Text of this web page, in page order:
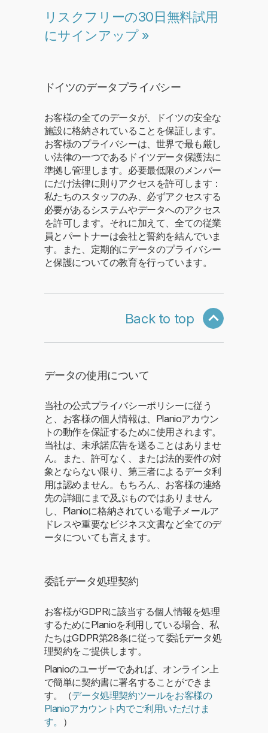
リスクフリーの30日無料試用
にサインアップ »
ドイツのデータプライバシー
お客様の全てのデータが、ドイツの安全な
施設に格納されていることを保証します。
お客様のプライバシーは、世界で最も厳し
い法律の一つであるドイツデータ保護法に
準拠し管理します。必要最低限のメンバー
にだけ法律に則りアクセスを許可します：
私たちのスタッフのみ、必ずアクセスする
必要があるシステムやデータへのアクセス
を許可します。それに加えて、全ての従業
員とパートナーは会社と誓約を結んでいま
す。また、定期的にデータのプライバシー
と保護についての教育を行っています。
Back to top
データの使用について
当社の公式プライバシーポリシーに従う
と、お客様の個人情報は、Planioアカウン
トの動作を保証するために使用されます。
当社は、未承諾広告を送ることはありませ
ん。また、許可なく、または法的要件の対
象とならない限り、第三者によるデータ利
用は認めません。もちろん、お客様の連絡
先の詳細にまで及ぶものではありません
し、Planioに格納されている電子メールア
ドレスや重要なビジネス文書など全てのデ
ータについても言えます。
委託データ処理契約
お客様がGDPRに該当する個人情報を処理
するためにPlanioを利用している場合、私
たちはGDPR第28条に従って委託データ処
理契約をご提供します。
Planioのユーザーであれば、オンライン上
で簡単に契約書に署名することができま
す。（データ処理契約ツールをお客様の
Planioアカウント内でご利用いただけま
す。
）